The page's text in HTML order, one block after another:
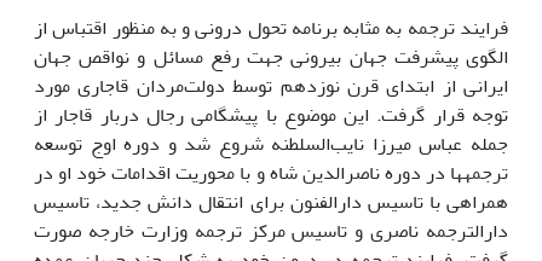
فرایند ترجمه به مثابه برنامه تحول درونی و به منظور اقتباس از
الگوی پیشرفت جهان بیرونی جهت رفع مسائل و نواقص جهان
ایرانی از ابتدای قرن نوزدهم توسط دولت‌مردان قاجاری مورد
توجه قرار گرفت. این موضوع با پیشگامی رجال دربار قاجار از
جمله عباس میرزا نایب‌السلطنه شروع شد و دوره اوج توسعه
ترجمه­ها در دوره ناصرالدین شاه و با محوریت اقدامات خود او در
همراهی با تاسیس دارالفنون برای انتقال دانش جدید، تاسیس
دارالترجمه ناصری و تاسیس مرکز ترجمه وزارت خارجه صورت